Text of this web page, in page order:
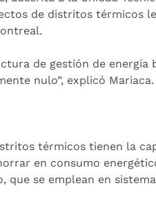
de distritos térmicos
de gestión de energía
nulo”, explicó Mariaca.
térmicos tienen la
en consumo
que se emplean en